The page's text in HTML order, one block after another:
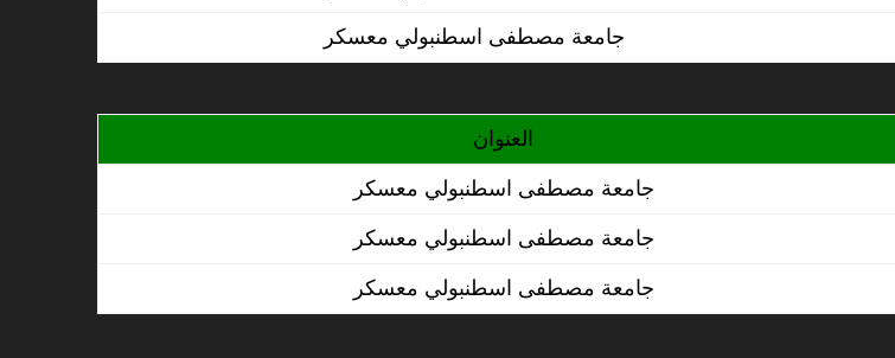
العنوان
جامعة مصطفى اسطنبولي معسكر
جامعة مصطفى اسطنبولي معسكر
جامعة مصطفى اسطنبولي معسكر